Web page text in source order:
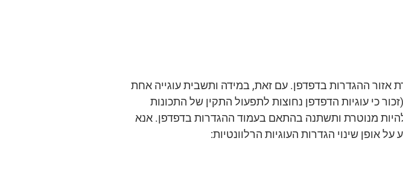
ההגדרות בדפדפן. עם זאת, במידה ותשבית עוגייה אחת
כי עוגיות הדפדפן נחוצות לתפעול התקין של התכונות
מנוטרת ותשתנה בהתאם בעמוד ההגדרות בדפדפן. אנא
שינוי הגדרות העוגיות הרלוונטיות: